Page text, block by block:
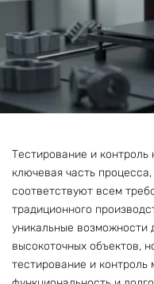
Тестирование и
ключевая часть
соответствуют всем
традиционного
уникальные возможности
высокоточных объектов,
тестирование и контроль